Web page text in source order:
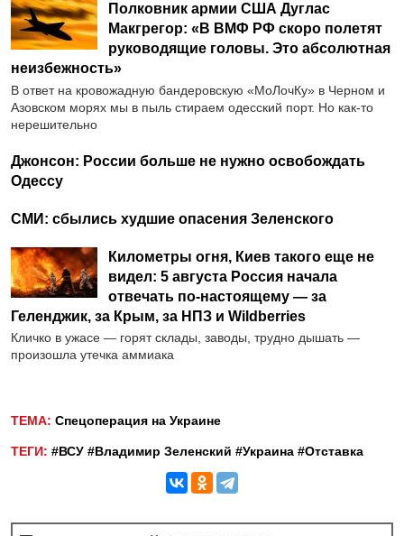
Полковник армии США Дуглас
Макгрегор: «В ВМФ РФ скоро полетят
руководящие головы. Это абсолютная
неизбежность»
В ответ на кровожадную бандеровскую «МоЛочКу» в Черном и
Азовском морях мы в пыль стираем одесский порт. Но как-то
нерешительно
Джонсон: России больше не нужно освобождать
Одессу
СМИ: сбылись худшие опасения Зеленского
Километры огня, Киев такого еще не
видел: 5 августа Россия начала
отвечать по-настоящему — за
Геленджик, за Крым, за НПЗ и Wildberries
Кличко в ужасе — горят склады, заводы, трудно дышать —
произошла утечка аммиака
ТЕМА: Спецоперация на Украине
ТЕГИ: #ВСУ #Владимир Зеленский #Украина #Отставка